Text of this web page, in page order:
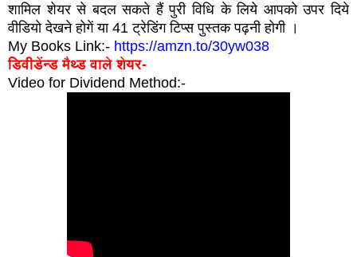
शामिल शेयर से बदल सकते हैं पुरी विधि के लिये आपको उपर दिये
वीडियो देखने होगें या 41 ट्रेडिंग टिप्स पुस्तक पढ़नी होगी ।
My Books Link:- https://amzn.to/30yw038
डिवीडेंन्ड मैथ्ड वाले शेयर-
Video for Dividend Method:-